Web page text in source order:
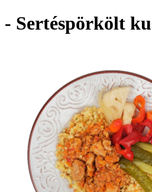
- Sertéspörkölt